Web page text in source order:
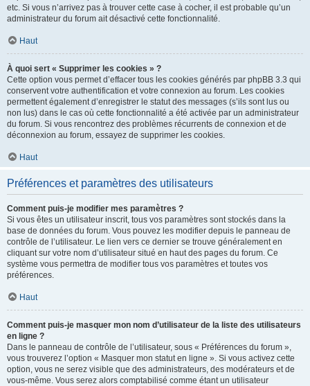
etc. Si vous n’arrivez pas à trouver cette case à cocher, il est probable qu’un
administrateur du forum ait désactivé cette fonctionnalité.
Haut
À quoi sert « Supprimer les cookies » ?
Cette option vous permet d’effacer tous les cookies générés par phpBB 3.3 qui
conservent votre authentification et votre connexion au forum. Les cookies
permettent également d’enregistrer le statut des messages (s’ils sont lus ou
non lus) dans le cas où cette fonctionnalité a été activée par un administrateur
du forum. Si vous rencontrez des problèmes récurrents de connexion et de
déconnexion au forum, essayez de supprimer les cookies.
Haut
Préférences et paramètres des utilisateurs
Comment puis-je modifier mes paramètres ?
Si vous êtes un utilisateur inscrit, tous vos paramètres sont stockés dans la
base de données du forum. Vous pouvez les modifier depuis le panneau de
contrôle de l’utilisateur. Le lien vers ce dernier se trouve généralement en
cliquant sur votre nom d’utilisateur situé en haut des pages du forum. Ce
système vous permettra de modifier tous vos paramètres et toutes vos
préférences.
Haut
Comment puis-je masquer mon nom d’utilisateur de la liste des utilisateurs
en ligne ?
Dans le panneau de contrôle de l’utilisateur, sous « Préférences du forum »,
vous trouverez l’option « Masquer mon statut en ligne ». Si vous activez cette
option, vous ne serez visible que des administrateurs, des modérateurs et de
vous-même. Vous serez alors comptabilisé comme étant un utilisateur